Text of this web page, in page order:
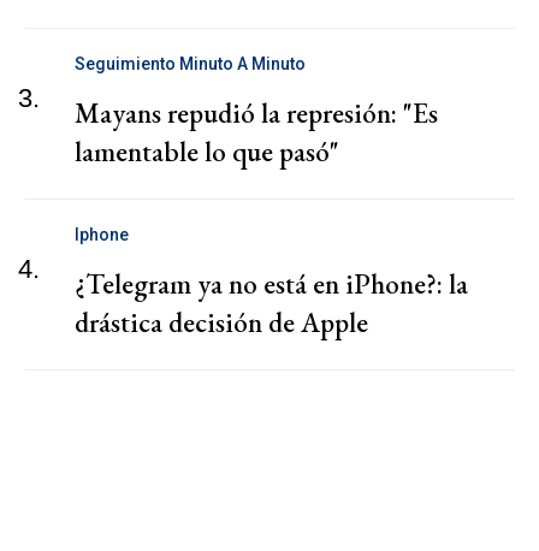
3.
Seguimiento Minuto A Minuto
Mayans repudió la represión: "Es
lamentable lo que pasó"
4.
Iphone
¿Telegram ya no está en iPhone?: la
drástica decisión de Apple